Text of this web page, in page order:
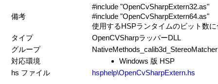
備考
#include "OpenCvSharpExtern32.as"
#include "OpenCvSharpExtern64.as"
使用するHSPランタイムのビット数
タイプ
OpenCVSharpラッパーDLL
グループ
NativeMethods_calib3d_StereoMatcher
対応環境
Windows 版 HSP
hs ファイル
hsphelp\OpenCvSharpExtern.hs